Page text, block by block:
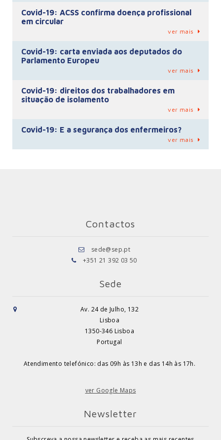
Covid-19: ACSS confirma doença profissional
em circular
ver mais
Covid-19: carta enviada aos deputados do
Parlamento Europeu
ver mais
Covid-19: direitos dos trabalhadores em
situação de isolamento
ver mais
Covid-19: E a segurança dos enfermeiros?
ver mais
Contactos
sede@sep.pt
+351 21 392 03 50
Sede
Av. 24 de Julho, 132
Lisboa
1350-346 Lisboa
Portugal
Atendimento telefónico: das 09h às 13h e das 14h às 17h.
ver Google Maps
Newsletter